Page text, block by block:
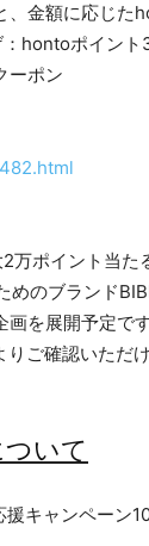
、金額に応じた
hontoポイント
ーポン
ポイント当た
のブランド
を展開予定です
ご確認いただけ
いて